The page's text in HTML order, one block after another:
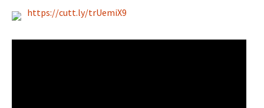
https://cutt.ly/trUemiX9